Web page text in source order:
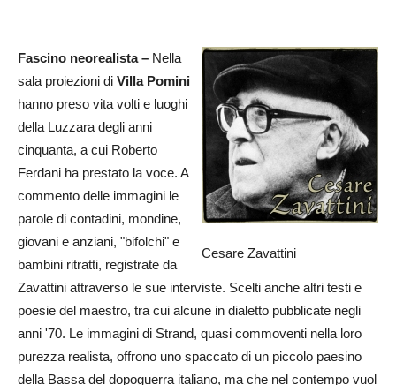
Cesare Zavattini
Fascino neorealista – Nella
sala proiezioni di Villa Pomini
hanno preso vita volti e luoghi
della Luzzara degli anni
cinquanta, a cui Roberto
Ferdani ha prestato la voce. A
commento delle immagini le
parole di contadini, mondine,
giovani e anziani, "bifolchi" e
bambini ritratti, registrate da
Zavattini attraverso le sue interviste. Scelti anche altri testi e
poesie del maestro, tra cui alcune in dialetto pubblicate negli
anni '70. Le immagini di Strand, quasi commoventi nella loro
purezza realista, offrono uno spaccato di un piccolo paesino
della Bassa del dopoguerra italiano, ma che nel contempo vuol